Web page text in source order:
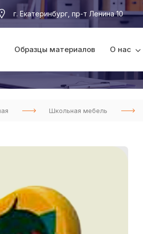
г. Екатеринбург, пр-т Ленина 10
Образцы материалов О нас
Школьная мебель